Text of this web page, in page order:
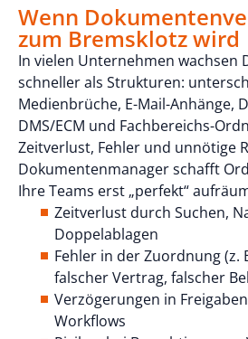
Wenn
zum Bremsklotz wird
In vielen Unternehmen wachsen
schneller als Strukturen:
Medienbrüche, E-Mail-Anhänge,
DMS/ECM und Fachbereichs-
Zeitverlust, Fehler und unnötige
Dokumentenmanager schafft
Ihre Teams erst „perfekt“
Zeitverlust durch Suchen,
Doppelablagen
Fehler in der Zuordnung (z.
falscher Vertrag, falscher
Verzögerungen in
Workflows